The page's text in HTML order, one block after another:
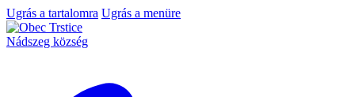
Ugrás a tartalomra Ugrás a menüre
Nádszeg község